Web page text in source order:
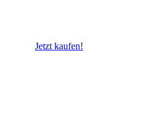
Jetzt kaufen!